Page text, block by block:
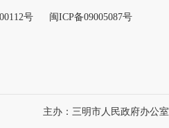
号 闽ICP备09005087号
主办：三明市人民政府办公室